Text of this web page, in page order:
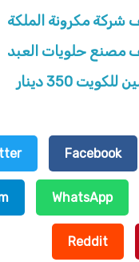
شركة مكرونة الملكة
مصنع حلويات العبد
350 دينار
Facebook
WhatsApp
Reddit